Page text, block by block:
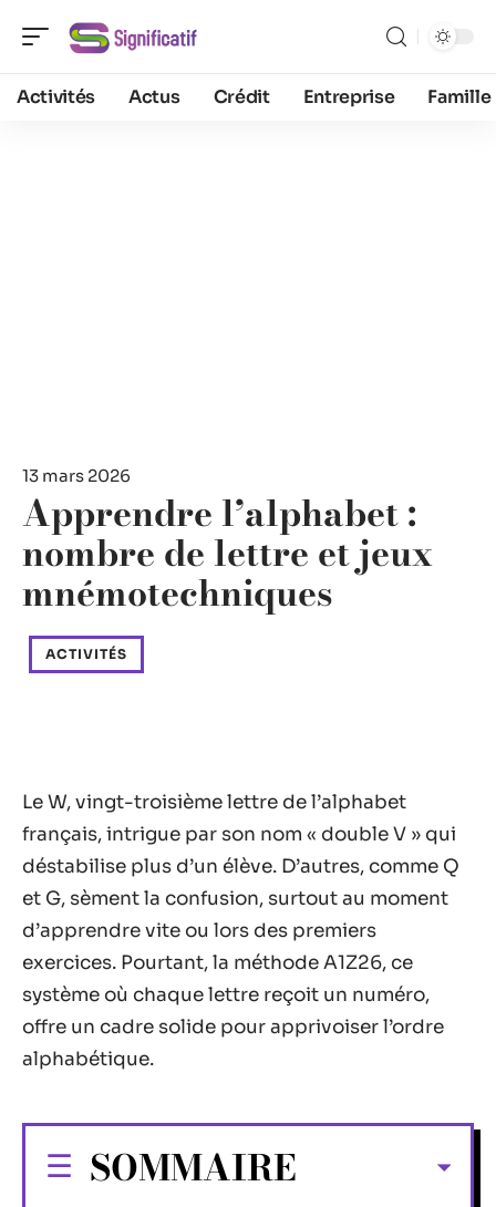
Activités Actus Crédit Entreprise Famille
13 mars 2026
Apprendre l’alphabet :
nombre de lettre et jeux
mnémotechniques
ACTIVITÉS
Le W, vingt-troisième lettre de l’alphabet
français, intrigue par son nom « double V » qui
déstabilise plus d’un élève. D’autres, comme Q
et G, sèment la confusion, surtout au moment
d’apprendre vite ou lors des premiers
exercices. Pourtant, la méthode A1Z26, ce
système où chaque lettre reçoit un numéro,
offre un cadre solide pour apprivoiser l’ordre
alphabétique.
SOMMAIRE